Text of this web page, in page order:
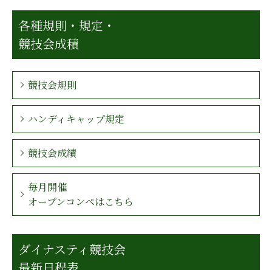
各種規則・規定・
競技会成積
競技会規則
ハンディキャップ規定
競技会成績
毎月開催
オープンコンペはこちら
ダイナスティ競技会